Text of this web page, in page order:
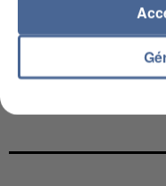
LES DONNÉES DE